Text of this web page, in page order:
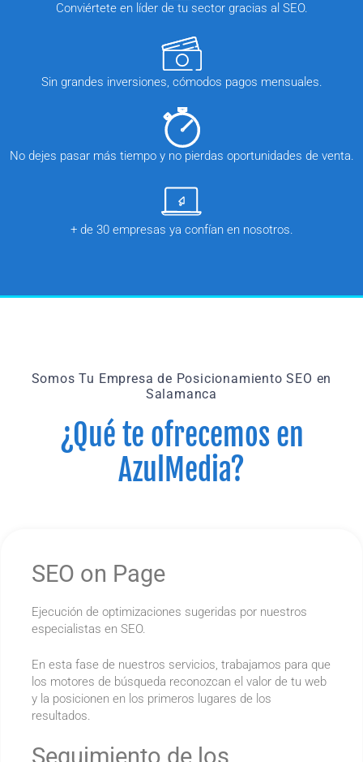
Conviértete en líder de tu sector gracias al SEO.
Sin grandes inversiones, cómodos pagos mensuales.
No dejes pasar más tiempo y no pierdas oportunidades de venta.
+ de 30 empresas ya confían en nosotros.
Somos Tu Empresa de Posicionamiento SEO en
Salamanca
¿Qué te ofrecemos en
AzulMedia?
SEO on Page
Ejecución de optimizaciones sugeridas por nuestros
especialistas en SEO.
En esta fase de nuestros servicios, trabajamos para que
los motores de búsqueda reconozcan el valor de tu web
y la posicionen en los primeros lugares de los
resultados.
Seguimiento de los